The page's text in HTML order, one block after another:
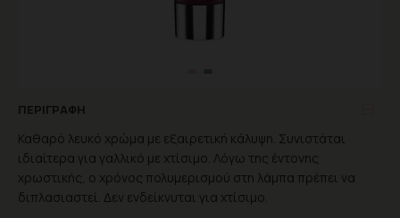
ΠΕΡΙΓΡΑΦΉ
Καθαρό λευκό χρώμα με εξαιρετική κάλυψη. Συνιστάται
ιδιαίτερα για γαλλικό με χτίσιμο. Λόγω της έντονης
χρωστικής, ο χρόνος πολυμερισμού στη λάμπα πρέπει να
διπλασιαστεί. Δεν ενδείκνυται για χτίσιμο.